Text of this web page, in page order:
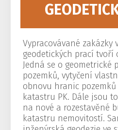
Vypracovávané zakázky
geodetických prací tvoří
Jedná se o geometrické
pozemků, vytyčení
obnovu hranic
katastru PK. Dále jsou
na nové a rozestavěné
katastru nemovitostí.